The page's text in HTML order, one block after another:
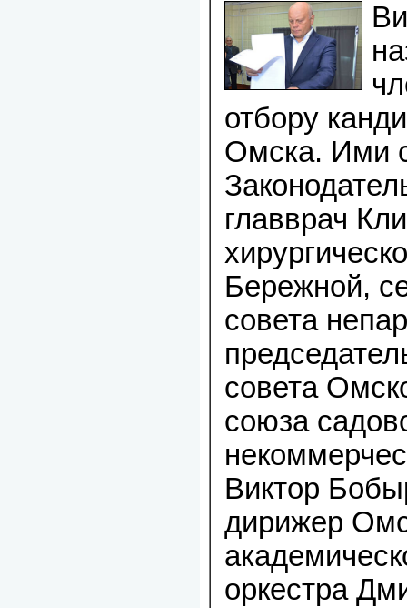
отбору
Омска. Ими
главврач
Бережной,
совета
совета
союза
Виктор
дирижер
оркестра